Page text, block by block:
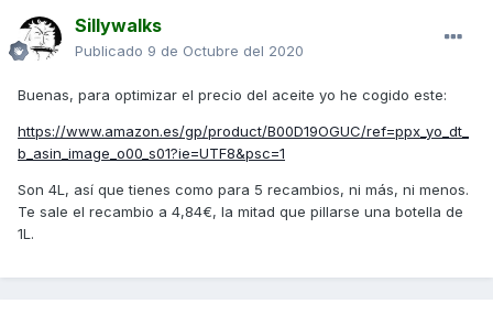
Sillywalks
Publicado 9 de Octubre del 2020
Buenas, para optimizar el precio del aceite yo he cogido este:
https://www.amazon.es/gp/product/B00D19OGUC/ref=ppx_yo_dt_
b_asin_image_o00_s01?ie=UTF8&psc=1
Son 4L, así que tienes como para 5 recambios, ni más, ni menos.
Te sale el recambio a 4,84€, la mitad que pillarse una botella de
1L.